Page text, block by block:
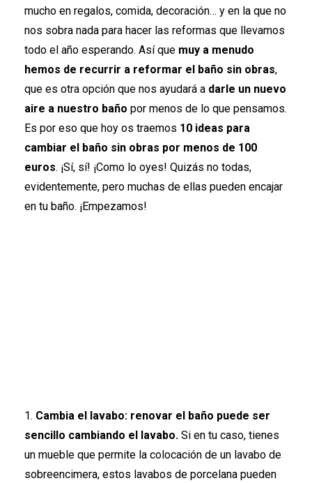
mucho en regalos, comida, decoración… y en la que no
nos sobra nada para hacer las reformas que llevamos
todo el año esperando. Así que muy a menudo
hemos de recurrir a reformar el baño sin obras,
que es otra opción que nos ayudará a darle un nuevo
aire a nuestro baño por menos de lo que pensamos.
Es por eso que hoy os traemos 10 ideas para
cambiar el baño sin obras por menos de 100
euros. ¡Sí, sí! ¡Como lo oyes! Quizás no todas,
evidentemente, pero muchas de ellas pueden encajar
en tu baño. ¡Empezamos!
1. Cambia el lavabo: renovar el baño puede ser
sencillo cambiando el lavabo. Si en tu caso, tienes
un mueble que permite la colocación de un lavabo de
sobreencimera, estos lavabos de porcelana pueden